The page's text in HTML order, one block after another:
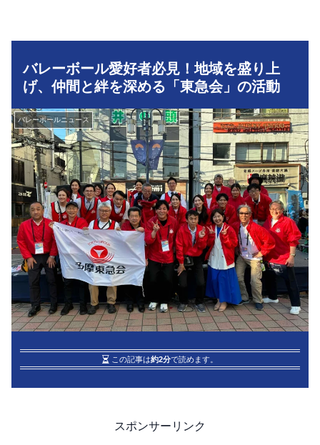
バレーボール愛好者必見！地域を盛り上
げ、仲間と絆を深める「東急会」の活動
バレーボールニュース
この記事は約2分で読めます。
スポンサーリンク